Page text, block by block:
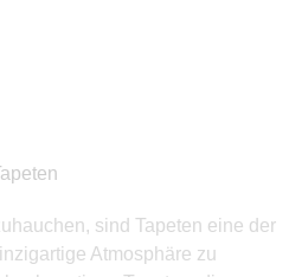
sind Tapeten eine der
Atmosphäre zu